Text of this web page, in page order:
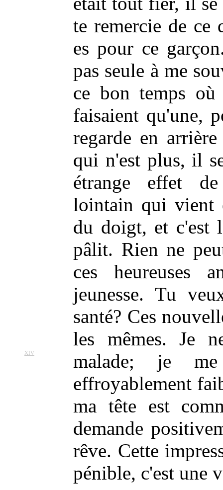
te remercie de ce
es pour ce
pas seule à me
ce bon temps
faisaient qu'une,
regarde en
qui n'est plus, il
étrange effet
lointain qui vient
du doigt, et c'est
pâlit. Rien ne
ces heureuses
jeunesse. Tu
santé? Ces
les mêmes. Je
malade;
XIV
je me
effroyablement
ma tête est
demande
rêve. Cette
pénible, c'est une